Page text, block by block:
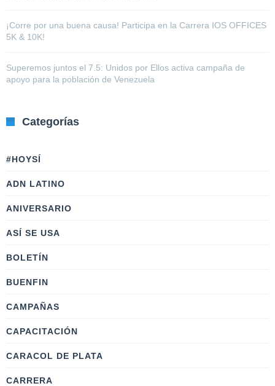
¡Corre por una buena causa! Participa en la Carrera IOS OFFICES
5K & 10K!
Superemos juntos el 7.5: Unidos por Ellos activa campaña de
apoyo para la población de Venezuela
Categorías
#HOYSÍ
ADN LATINO
ANIVERSARIO
ASÍ SE USA
BOLETÍN
BUENFIN
CAMPAÑAS
CAPACITACIÓN
CARACOL DE PLATA
CARRERA